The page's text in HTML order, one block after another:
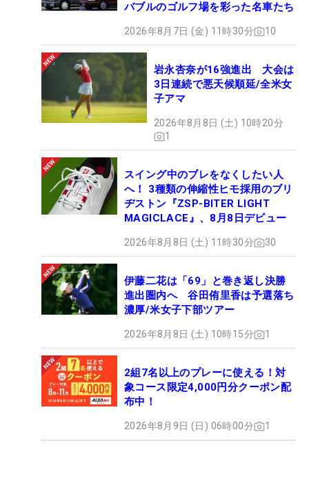
バブルのゴルフ場を彩った名車たち
2026年8月7日 (金) 11時30分 10
岩永杏奈が16強進出 大会は
3日連続で悪天候順延/全米女
子アマ
2026年8月8日 (土) 10時20分
1
スイング中のブレをなくしたい人
へ！ 3種類の伸縮性ヒモ採用のブリ
ヂストン『ZSP-BITER LIGHT
MAGICLACE』、8月8日デビュー
2026年8月8日 (土) 11時30分 30
伊藤二花は「69」と巻き返し決勝
進出圏内へ 谷田侑里香は予選落ち
濃厚/米女子下部ツアー
2026年8月8日 (土) 10時15分 1
2組7名以上のプレーに使える！対
象コース限定4,000円分クーポン配
布中！
2026年8月9日 (日) 06時00分 1